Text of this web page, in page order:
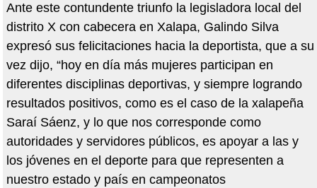
Ante este contundente triunfo la legisladora local del
distrito X con cabecera en Xalapa, Galindo Silva
expresó sus felicitaciones hacia la deportista, que a su
vez dijo, “hoy en día más mujeres participan en
diferentes disciplinas deportivas, y siempre logrando
resultados positivos, como es el caso de la xalapeña
Saraí Sáenz, y lo que nos corresponde como
autoridades y servidores públicos, es apoyar a las y
los jóvenes en el deporte para que representen a
nuestro estado y país en campeonatos